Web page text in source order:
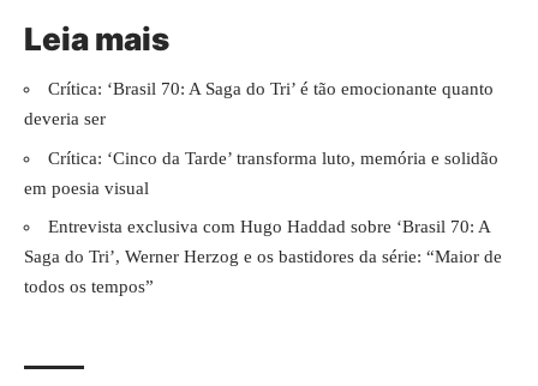
Leia mais
Crítica: ‘Brasil 70: A Saga do Tri’ é tão emocionante quanto
deveria ser
Crítica: ‘Cinco da Tarde’ transforma luto, memória e solidão
em poesia visual
Entrevista exclusiva com Hugo Haddad sobre ‘Brasil 70: A
Saga do Tri’, Werner Herzog e os bastidores da série: “Maior de
todos os tempos”